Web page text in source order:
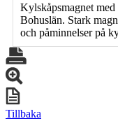
Kylskåpsmagnet
Bohuslän. Stark
och påminnelser på
Tillbaka